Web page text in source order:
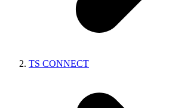
TS CONNECT